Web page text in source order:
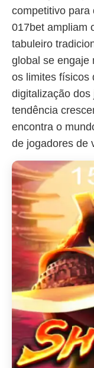
competitivo para
017bet ampliam
tabuleiro
global se engaje
os limites físicos
digitalização
tendência
encontra o
de jogadores de